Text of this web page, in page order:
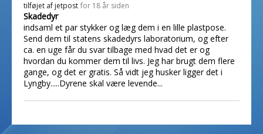
tilføjet af jetpost for 18 år siden
Skadedyr
indsaml et par stykker og læg dem i en lille plastpose.
Send dem til statens skadedyrs laboratorium, og efter
ca. en uge får du svar tilbage med hvad det er og
hvordan du kommer dem til livs. Jeg har brugt dem flere
gange, og det er gratis. Så vidt jeg husker ligger det i
Lyngby.....Dyrene skal være levende...